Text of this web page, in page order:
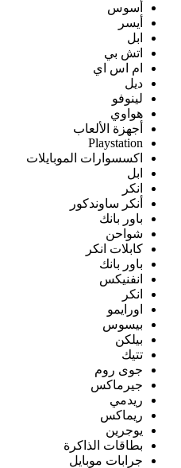
أسوس
أيسر
ابل
اتش بي
ام اس اي
ديل
لينوفو
هواوي
أجهزة الألعاب
Playstation
اكسسوارات الموبايلات
ابل
انكر
أنكر ساوندكور
باور بانك
شواحن
كابلات انكر
باور بانك
انفنيكس
انكر
اورايمو
بيسوس
بيلكن
تتيك
جوى روم
جيرماكس
ريدمي
ريماكس
يوجرين
بطاقات الذاكرة
جرابات موبايل